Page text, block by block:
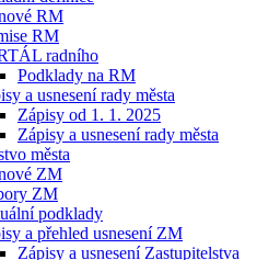
RM
RM
radního
Podklady na RM
a usnesení rady města
Zápisy od 1. 1. 2025
Zápisy a usnesení rady města
města
ZM
ZM
podklady
a přehled usnesení ZM
Zápisy a usnesení Zastupitelstva